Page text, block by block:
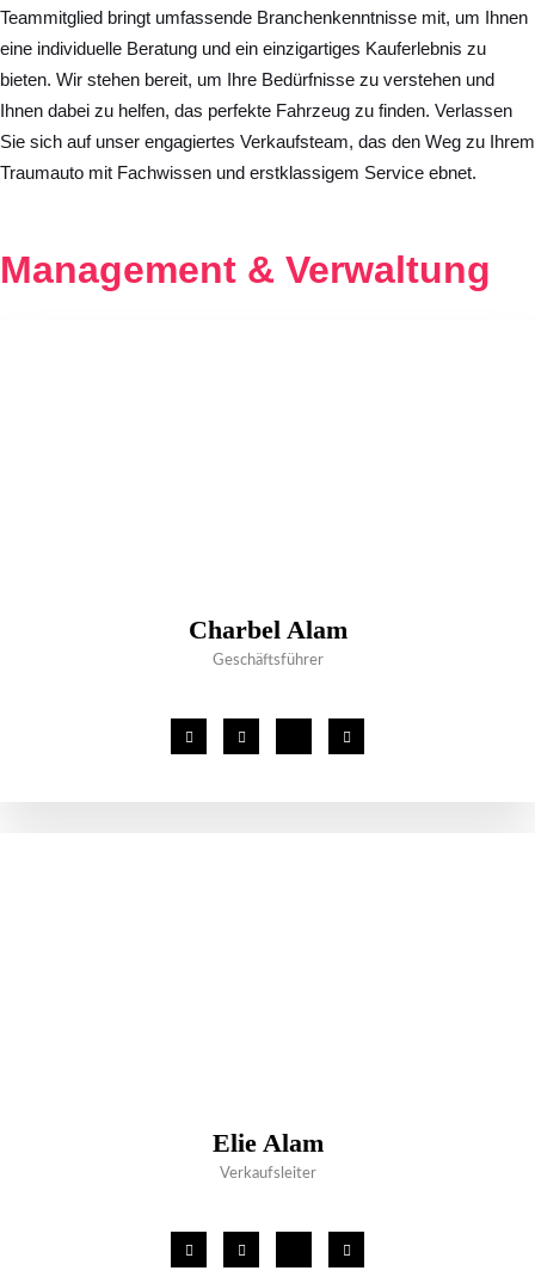
Teammitglied bringt umfassende Branchenkenntnisse mit, um Ihnen
eine individuelle Beratung und ein einzigartiges Kauferlebnis zu
bieten. Wir stehen bereit, um Ihre Bedürfnisse zu verstehen und
Ihnen dabei zu helfen, das perfekte Fahrzeug zu finden. Verlassen
Sie sich auf unser engagiertes Verkaufsteam, das den Weg zu Ihrem
Traumauto mit Fachwissen und erstklassigem Service ebnet.
Management & Verwaltung
Charbel Alam
Geschäftsführer
Elie Alam
Verkaufsleiter